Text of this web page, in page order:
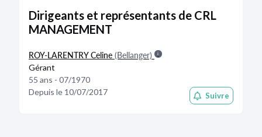
Dirigeants et représentants de CRL
MANAGEMENT
ROY-LARENTRY Celine (Bellanger)
Gérant
55 ans - 07/1970
Depuis le 10/07/2017
Suivre